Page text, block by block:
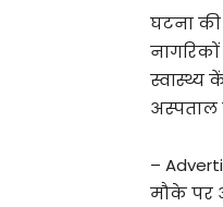
घटना की
स्वास्थ्य
अस्पताल
–
मौके पर